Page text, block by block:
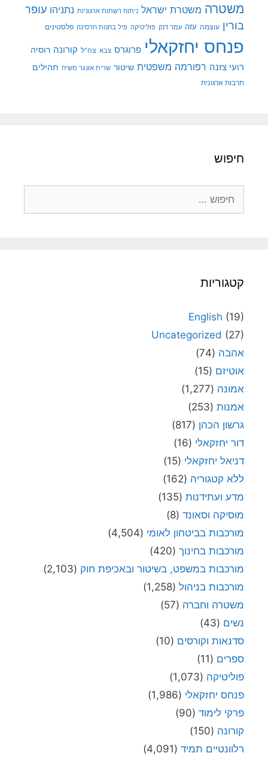
משטרה משטרת ישראל ניתוח רשתות ארגוניות נתניהו עופר
בורין עוצמה עזה עמר דנק פוליטיקה פיל בחנות חרסינה פלסטינים
פנחס יחזקאלי פרוגרס צבא צה"ל קורונה רוסיה
רועי צזנה רפורמה משפטית שיטור שרית אונגר משיח תהילים
תרבות ארגונית
חיפוש
קטגוריות
English (19)
Uncategorized (27)
אהבה (74)
אוטיזם (15)
אמונה (1,277)
אמנות (253)
גרשון הכהן (817)
דור יחזקאלי (16)
דניאל יחזקאלי (15)
ללא קטגוריה (162)
מדע ועתידנות (135)
מוסיקה וסאונד (8)
מורכבות בביטחון לאומי (4,504)
מורכבות בחינוך (420)
מורכבות במשפט, בשיטור ובאכיפת חוק (2,103)
מורכבות בניהול (1,258)
משטרה וחברה (57)
נשים (43)
סדנאות וקורסים (10)
ספרים (11)
פוליטיקה (1,073)
פנחס יחזקאלי (1,986)
פרקי לימוד (90)
קורונה (150)
רלוונטיים תמיד (4,091)